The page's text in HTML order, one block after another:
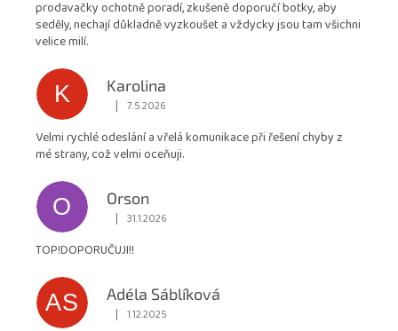
z
prodavačky ochotně poradí, zkušeně doporučí botky, aby
seděly, nechají důkladně vyzkoušet a vždycky jsou tam všichni
velice milí.
K
Karolina
Hodnocení obchodu je 5 z 5 hvězdiček.
| 7.5.2026
Velmi rychlé odeslání a vřelá komunikace při řešení chyby z
mé strany, což velmi oceňuji.
O
Orson
Hodnocení obchodu je 5 z 5 hvězdiček.
| 31.1.2026
TOP!DOPORUČUJI!!
AS
Adéla Sáblíková
Hodnocení obchodu je 5 z 5 hvězdiček.
| 1.12.2025